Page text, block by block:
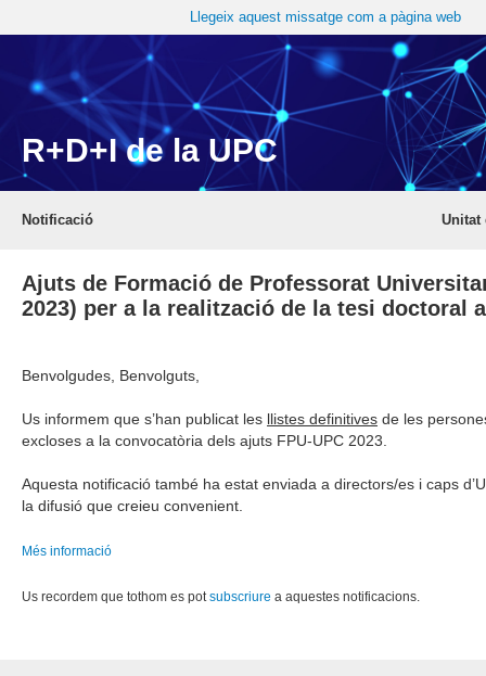
Llegeix aquest missatge com a pàgina web
R+D+I de la UPC
Notificació Unitat
Ajuts de Formació de Professorat
2023) per a la realització de la tesi doctoral
Benvolgudes, Benvolguts,
Us informem que s’han publicat les llistes definitives de les
excloses a la convocatòria dels ajuts FPU-UPC 2023.
Aquesta notificació també ha estat enviada a directors/es i caps
la difusió que creieu convenient.
Més informació
Us recordem que tothom es potsubscriure a aquestes notificacions.